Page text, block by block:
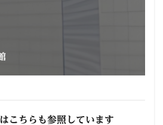
こちらも参照しています